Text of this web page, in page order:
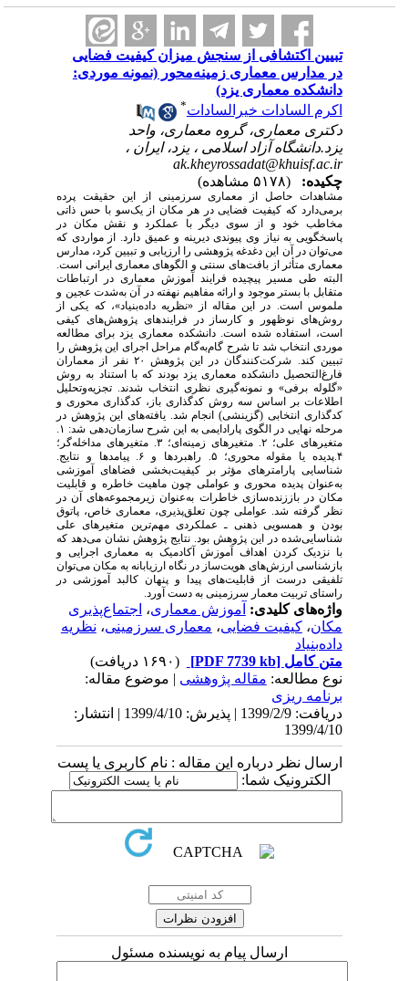
تبیین اکتشافی از سنجش میزان کیفیت فضایی
در مدارس معماری زمینه‌محور (نمونه موردی:
دانشکده معماری یزد)
اکرم السادات خیرالسادات*
دکتری معماری، گروه معماری، واحد
یزد.دانشگاه آزاد اسلامی ، یزد، ایران ،
ak.kheyrossadat@khuisf.ac.ir
چکیده:
مشاهدات حاصل از معماری سرزمینی از این حقیقت پرده
بر‌می‌دارد که کیفیت فضایی در هر مکان از یک‌سو با حس ذاتی
مخاطب خود و از سوی دیگر با عملکرد و نقش مکان در
پاسخگویی به نیاز وی پیوندی دیرینه و عمیق دارد. از مواردی که
می‌توان در آن این دغدغه پژوهشی را ارزیابی و تبیین کرد، مدارس
معماری متأثر از بافت‌های سنتی و الگوهای معماری ایرانی است.
البته طی مسیر پیچیده فرایند آموزش معماری در ارتباطات
متقابل با بستر موجود و ارائه مفاهیم نهفته در آن به‌شدت عجین و
ملموس است. در این مقاله از «نظریه داده‌بنیاد»، که یکی از
روش‌های نوظهور و کارساز در فرایندهای پژوهش‌های کیفی
است، استفاده شده است. دانشکده معماری یزد برای مطالعه
موردی انتخاب شد تا شرح گام‌به‌گام مراحل اجرای این پژوهش را
تبیین کند. شرکت‌کنندگان در این پژوهش ۲۰ نفر از معماران
فارغ‌التحصیل دانشکده معماری یزد بودند که با استناد به روش
«گلوله برفی» و نمونه‌گیری نظری انتخاب شدند. تجزیه‌و‌تحلیل
اطلاعات بر اساس سه روش کدگذاری باز، کدگذاری محوری و
کدگذاری انتخابی (گزینشی) انجام شد. یافته‌های این پژوهش در
متغیرهای علی؛ ۲. متغیرهای زمینه‌ای؛ ۳. متغیرهای مداخله‌گر؛
۴.پدیده یا مقوله محوری؛ ۵. راهبردها و ۶. پیامدها و نتایج.
شناسایی پارامترهای مؤثر بر کیفیت‌بخشی فضاهای آموزشی
به‌عنوان پدیده محوری و عواملی چون ماهیت خاطره و قابلیت
مکان در باز‌زنده‌سازی خاطرات به‌عنوان زیرمجموعه‌های آن در
نظر گرفته شد. عواملی چون تعلق‌پذیری، معماری خاص، پاتوق
بودن و همسویی ذهنی ـ عملکردی مهم‌ترین متغیرهای علی
شناسایی‌شده در این پژوهش بود. نتایج پژوهش نشان می‌دهد که
با نزدیک کردن اهداف آموزش آکادمیک به معماری اجرایی و
بازشناسی ارزش‌های هویت‌ساز در نگاه ارزیابانه به مکان می‌توان
تلفیقی درست از قابلیت‌های پیدا و پنهان کالبد آموزشی در
راستای تربیت معمار سرزمینی به دست آورد.
واژه‌های کلیدی:آموزش معماری،اجتماع‌پذیری
مکان،کیفیت فضایی،معماری سرزمینی،نظریه
داده‌بنیاد
متن کامل[PDF 7739 kb]
نوع مطالعه:مقاله پژوهشی| موضوع مقاله:
برنامه ریزی
دریافت: 1399/2/9 | پذیرش: 1399/4/10 | انتشار:
1399/4/10
ارسال نظر درباره این مقاله : نام کاربری یا پست
الکترونیک شما:
ارسال پیام به نویسنده مسئول